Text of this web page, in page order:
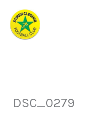
contenu
DSC_0279